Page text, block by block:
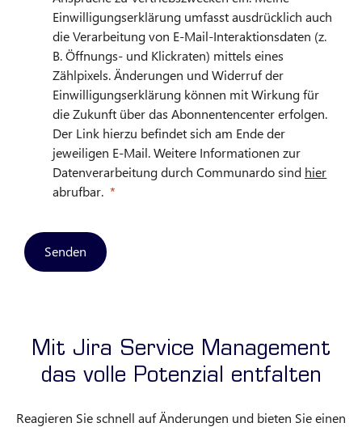
Einwilligungserklärung umfasst ausdrücklich auch
die Verarbeitung von E-Mail-Interaktionsdaten (z.
B. Öffnungs- und Klickraten) mittels eines
Zählpixels. Änderungen und Widerruf der
Einwilligungserklärung können mit Wirkung für
die Zukunft über das Abonnentencenter erfolgen.
Der Link hierzu befindet sich am Ende der
jeweiligen E-Mail. Weitere Informationen zur
Datenverarbeitung durch Communardo sind hier
abrufbar.
Senden
Mit Jira Service Management
das volle Potenzial entfalten
Reagieren Sie schnell auf Änderungen und bieten Sie einen